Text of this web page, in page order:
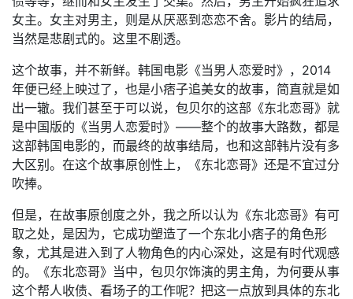
女主。女主对男主，则是从厌恶到恋恋不舍。影片的结局，
当然是悲剧式的。这里不剧透。
这个故事，并不新鲜。韩国电影《当男人恋爱时》，2014
年便已经上映过了，也是小痞子追美女的故事，简直就是如
出一辙。我们甚至于可以说，包贝尔的这部《东北恋哥》就
是中国版的《当男人恋爱时》——整个的故事大路数，都是
这部韩国电影的，而最终的故事结局，也和这部韩片没有多
大区别。在这个故事原创性上，《东北恋哥》还是不宜过分
吹捧。
但是，在故事原创度之外，我之所以认为《东北恋哥》有可
取之处，是因为，它成功塑造了一个东北小痞子的角色形
象，尤其是进入到了人物角色的内心深处，这是有时代观感
的。《东北恋哥》当中，包贝尔饰演的男主角，为何要从事
这个帮人收债、看场子的工作呢？把这一点放到具体的东北